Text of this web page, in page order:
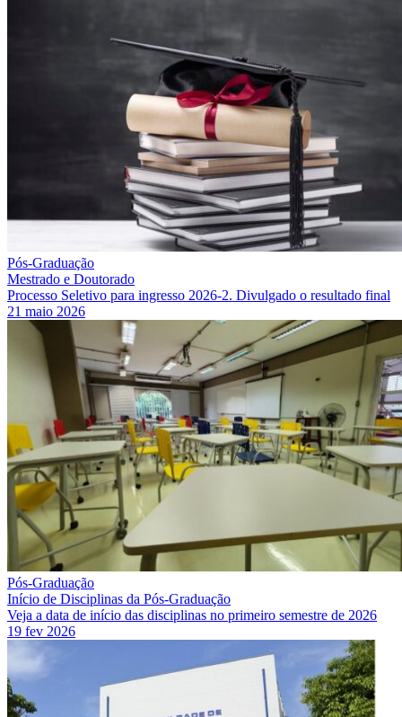
Pós-Graduação
Mestrado e Doutorado
Processo Seletivo para ingresso 2026-2. Divulgado o resultado final
21 maio 2026
Pós-Graduação
Início de Disciplinas da Pós-Graduação
Veja a data de início das disciplinas no primeiro semestre de 2026
19 fev 2026